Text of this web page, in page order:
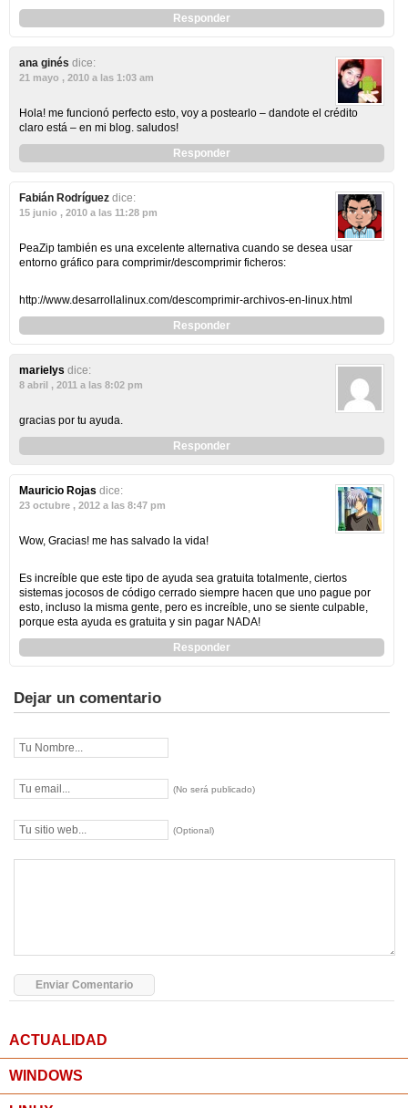
Responder
ana ginés dice:
21 mayo , 2010 a las 1:03 am
Hola! me funcionó perfecto esto, voy a postearlo – dandote el crédito
claro está – en mi blog. saludos!
Responder
Fabián Rodríguez dice:
15 junio , 2010 a las 11:28 pm
PeaZip también es una excelente alternativa cuando se desea usar
entorno gráfico para comprimir/descomprimir ficheros:
http://www.desarrollalinux.com/descomprimir-archivos-en-linux.html
Responder
marielys dice:
8 abril , 2011 a las 8:02 pm
gracias por tu ayuda.
Responder
Mauricio Rojas dice:
23 octubre , 2012 a las 8:47 pm
Wow, Gracias! me has salvado la vida!
Es increíble que este tipo de ayuda sea gratuita totalmente, ciertos
sistemas jocosos de código cerrado siempre hacen que uno pague por
esto, incluso la misma gente, pero es increíble, uno se siente culpable,
porque esta ayuda es gratuita y sin pagar NADA!
Responder
Dejar un comentario
(No será publicado)
(Optional)
ACTUALIDAD
WINDOWS